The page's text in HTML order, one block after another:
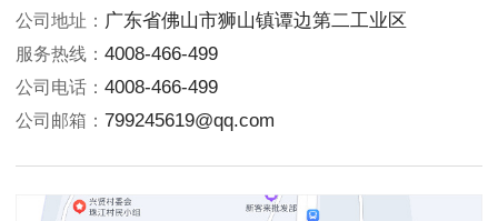
公司地址： 广东省佛山市狮山镇谭边第二工业区
服务热线：4008-466-499
公司电话：4008-466-499
公司邮箱：799245619@qq.com